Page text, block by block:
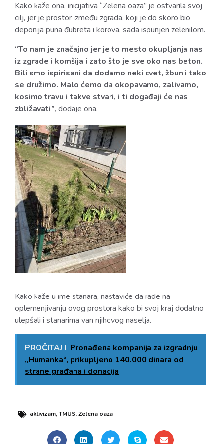
Kako kaže ona, inicijativa “Zelena oaza” je ostvarila svoj
cilj, jer je prostor između zgrada, koji je do skoro bio
deponija puna đubreta i korova, sada ispunjen zelenilom.
“To nam je značajno jer je to mesto okupljanja nas
iz zgrade i komšija i zato što je sve oko nas beton.
Bili smo ispirisani da dodamo neki cvet, žbun i tako
se družimo. Malo ćemo da okopavamo, zalivamo,
kosimo travu i takve stvari, i ti događaji će nas
zbližavati”, dodaje ona.
Kako kaže u ime stanara, nastaviće da rade na
oplemenjivanju ovog prostora kako bi svoj kraj dodatno
ulepšali i stanarima van njihovog naselja.
PROČITAJ I Pronađena kompanija za izgradnju
„Humanka“, prikupljeno 140.000 dinara od
strane građana i donacija
aktivizam,TMUS,Zelena oaza